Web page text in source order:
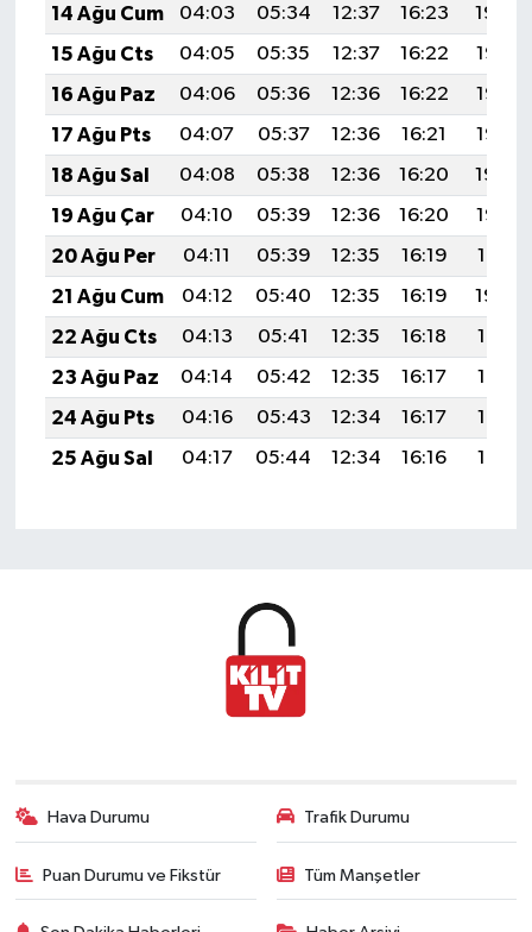
14 Ağu Cum
04:03 05:34 12:37 16:23
19:29
15 Ağu Cts
04:05 05:35 12:37 16:22
19:28
16 Ağu Paz
04:06 05:36 12:36 16:22
19:27
17 Ağu Pts
04:07 05:37 12:36 16:21
19:25
18 Ağu Sal
04:08 05:38 12:36 16:20
19:24
19 Ağu Çar
04:10 05:39 12:36 16:20
19:23
20 Ağu Per
04:11 05:39 12:35 16:19
19:21
21 Ağu Cum
04:12 05:40 12:35 16:19
19:20
22 Ağu Cts
04:13 05:41 12:35 16:18
19:19
23 Ağu Paz
04:14 05:42 12:35 16:17
19:17
24 Ağu Pts
04:16 05:43 12:34 16:17
19:16
25 Ağu Sal
04:17 05:44 12:34 16:16 19:15
Hava Durumu Trafik Durumu
Puan Durumu ve Fikstür Tüm Manşetler